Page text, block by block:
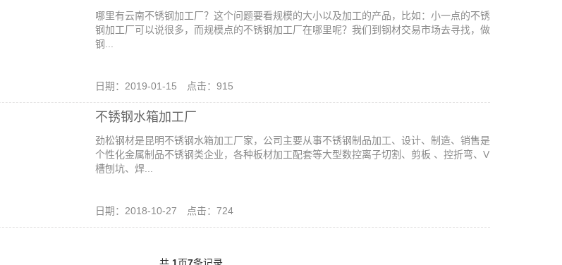
哪里有云南不锈钢加工厂？这个问题要看规模的大小以及加工的产品，比如：小一点的不锈
钢加工厂可以说很多，而规模点的不锈钢加工厂在哪里呢？我们到钢材交易市场去寻找，做
钢...
日期：2019-01-15 点击：915
不锈钢水箱加工厂
劲松钢材是昆明不锈钢水箱加工厂家，公司主要从事不锈钢制品加工、设计、制造、销售是
个性化金属制品不锈钢类企业，各种板材加工配套等大型数控离子切割、剪板 、控折弯、V
槽刨坑、焊...
日期：2018-10-27 点击：724